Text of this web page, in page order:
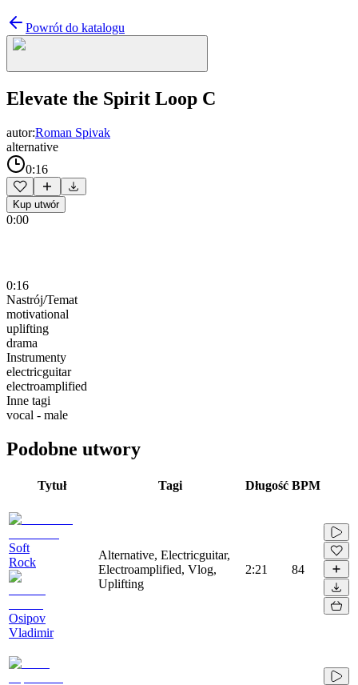
Powrót do katalogu
Elevate the Spirit Loop C
autor:Roman Spivak
alternative
0:16
Kup utwór
0:00
0:16
Nastrój/Temat
motivational
uplifting
drama
Instrumenty
electricguitar
electroamplified
Inne tagi
vocal - male
Podobne utwory
Tytuł Tagi Długość BPM
Soft
Rock
Osipov
Vladimir
Alternative, Electricguitar,
Electroamplified, Vlog,
Uplifting
2:21 84